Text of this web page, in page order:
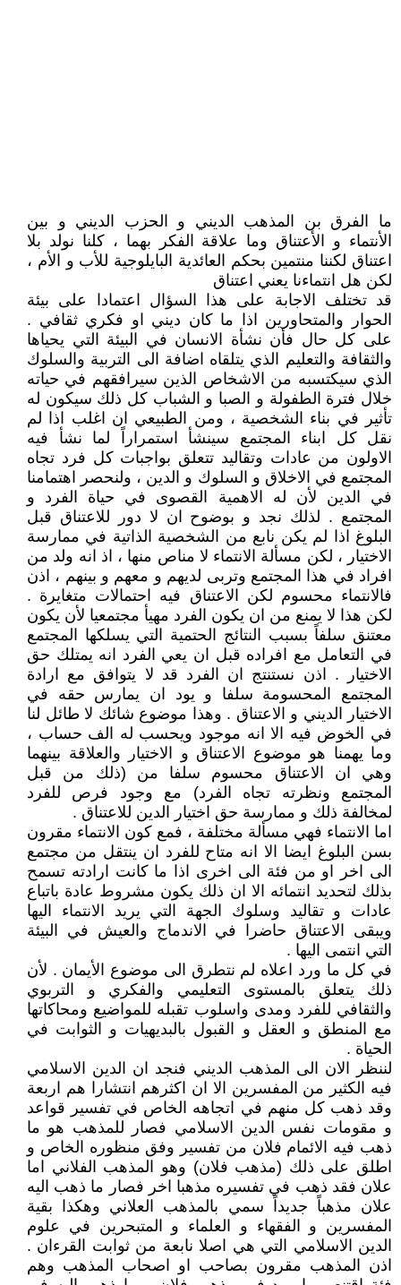
ما الفرق بن المذهب الديني و الحزب الديني و بين
الأنتماء و الأعتناق وما علاقة الفكر بهما ، كلنا نولد بلا
اعتناق لكننا منتمين بحكم العائدية البايلوجية للأب و الأم ،
لكن هل انتماءنا يعني اعتناق
قد تختلف الاجابة على هذا السؤال اعتمادا على بيئة
الحوار والمتحاورين اذا ما كان ديني او فكري ثقافي .
على كل حال فأن نشأة الانسان في البيئة التي يحياها
والثقافة والتعليم الذي يتلقاه اضافة الى التربية والسلوك
الذي سيكتسبه من الاشخاص الذين سيرافقهم في حياته
خلال فترة الطفولة و الصبا و الشباب كل ذلك سيكون له
تأثير في بناء الشخصية ، ومن الطبيعي ان اغلب اذا لم
نقل كل ابناء المجتمع سينشأ استمراراً لما نشأ فيه
الاولون من عادات وتقاليد تتعلق بواجبات كل فرد تجاه
المجتمع في الاخلاق و السلوك و الدين ، ولنحصر اهتمامنا
في الدين لأن له الاهمية القصوى في حياة الفرد و
المجتمع . لذلك نجد و بوضوح ان لا دور للاعتناق قبل
البلوغ اذا لم يكن نابع من الشخصية الذاتية في ممارسة
الاختيار ، لكن مسألة الانتماء لا مناص منها ، اذ انه ولد من
افراد في هذا المجتمع وتربى لديهم و معهم و بينهم ، اذن
فالانتماء محسوم لكن الاعتناق فيه احتمالات متغايرة .
لكن هذا لا يمنع من ان يكون الفرد مهيأ مجتمعيا لأن يكون
معتنق سلفاً بسبب النتائج الحتمية التي يسلكها المجتمع
في التعامل مع افراده قبل ان يعي الفرد انه يمتلك حق
الاختيار . اذن نستنتج ان الفرد قد لا يتوافق مع ارادة
المجتمع المحسومة سلفا و يود ان يمارس حقه في
الاختيار الديني و الاعتناق . وهذا موضوع شائك لا طائل لنا
في الخوض فيه الا انه موجود ويحسب له الف حساب ،
وما يهمنا هو موضوع الاعتناق و الاختيار والعلاقة بينهما
وهي ان الاعتناق محسوم سلفا من (ذلك من قبل
المجتمع ونظرته تجاه الفرد) مع وجود فرص للفرد
لمخالفة ذلك و ممارسة حق اختيار الدين للاعتناق .
اما الانتماء فهي مسألة مختلفة ، فمع كون الانتماء مقرون
بسن البلوغ ايضا الا انه متاح للفرد ان ينتقل من مجتمع
الى اخر او من فئة الى اخرى اذا ما كانت ارادته تسمح
بذلك لتحديد انتمائه الا ان ذلك يكون مشروط عادة باتباع
عادات و تقاليد وسلوك الجهة التي يريد الانتماء اليها
ويبقى الاعتناق حاضرا في الاندماج والعيش في البيئة
التي انتمى اليها .
في كل ما ورد اعلاه لم نتطرق الى موضوع الأيمان . لأن
ذلك يتعلق بالمستوى التعليمي والفكري و التربوي
والثقافي للفرد ومدى واسلوب تقبله للمواضيع ومحاكاتها
مع المنطق و العقل و القبول بالبديهيات و الثوابت في
الحياة .
لننظر الان الى المذهب الديني فنجد ان الدين الاسلامي
فيه الكثير من المفسرين الا ان اكثرهم انتشارا هم اربعة
وقد ذهب كل منهم في اتجاهه الخاص في تفسير قواعد
و مقومات نفس الدين الاسلامي فصار للمذهب هو ما
ذهب فيه الائمام فلان من تفسير وفق منظوره الخاص و
اطلق على ذلك (مذهب فلان) وهو المذهب الفلاني اما
علان فقد ذهب في تفسيره مذهبا اخر فصار ما ذهب اليه
علان مذهباً جديداً سمي بالمذهب العلاني وهكذا بقية
المفسرين و الفقهاء و العلماء و المتبحرين في علوم
الدين الاسلامي التي هي اصلا نابعة من ثوابت القرءان .
اذن المذهب مقرون بصاحب او اصحاب المذهب وهم